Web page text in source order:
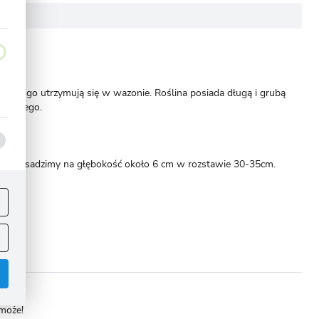
długo utrzymują się w wazonie. Roślina posiada długą i grubą
sadzimy na głębokość około 6 cm w rozstawie 30-35cm.